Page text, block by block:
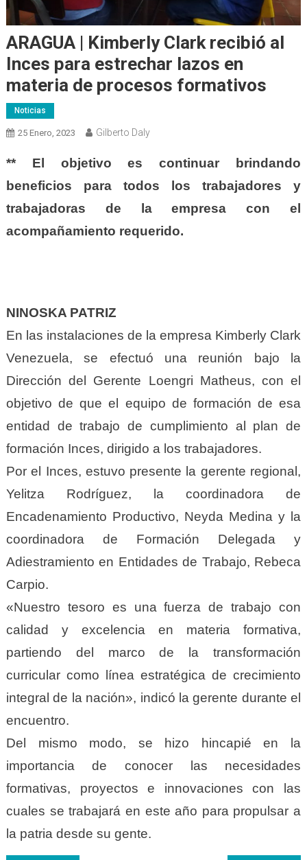
ARAGUA | Kimberly Clark recibió al
Inces para estrechar lazos en
materia de procesos formativos
Noticias
25 Enero, 2023 Gilberto Daly
** El
objetivo es continuar brindando
beneficios para todos los trabajadores y
trabajadoras de la empresa con el
acompañamiento requerido.
NINOSKA PATRIZ
En las instalaciones de la empresa Kimberly Clark
Venezuela, se efectuó una reunión bajo la
Dirección del Gerente Loengri Matheus, con el
objetivo de que el equipo de formación de esa
entidad de trabajo de cumplimiento al plan de
formación Inces, dirigido a los trabajadores.
Por el Inces, estuvo presente la gerente regional,
Yelitza Rodríguez, la coordinadora de
Encadenamiento Productivo, Neyda Medina y la
coordinadora de Formación Delegada y
Adiestramiento en Entidades de Trabajo, Rebeca
Carpio.
«Nuestro tesoro es una fuerza de trabajo con
calidad y excelencia en materia formativa,
partiendo del marco de la transformación
curricular como línea estratégica de crecimiento
integral de la nación», indicó la gerente durante el
encuentro.
Del mismo modo, se hizo hincapié en la
importancia de conocer las necesidades
formativas, proyectos e innovaciones con las
cuales se trabajará en este año para propulsar a
la patria desde su gente.